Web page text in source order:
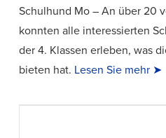
Schulhund Mo – An über 20
konnten alle interessierten
der 4. Klassen erleben, was
bieten hat. Lesen Sie mehr ➤